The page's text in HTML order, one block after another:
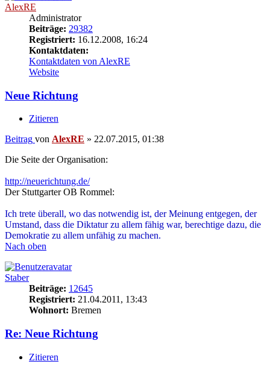
AlexRE
Administrator
Beiträge: 29382
Registriert: 16.12.2008, 16:24
Kontaktdaten:
Kontaktdaten von AlexRE
Website
Neue Richtung
Zitieren
Beitrag von AlexRE » 22.07.2015, 01:38
Die Seite der Organisation:
http://neuerichtung.de/
Der Stuttgarter OB Rommel:
Ich trete überall, wo das notwendig ist, der Meinung entgegen, der
Umstand, dass die Diktatur zu allem fähig war, berechtige dazu, die
Demokratie zu allem unfähig zu machen.
Nach oben
Staber
Beiträge: 12645
Registriert: 21.04.2011, 13:43
Wohnort: Bremen
Re: Neue Richtung
Zitieren